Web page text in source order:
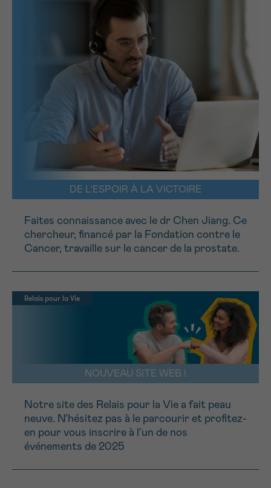
DE L'ESPOIR À LA VICTOIRE
Faites connaissance avec le dr Chen Jiang. Ce
chercheur, financé par la Fondation contre le
Cancer, travaille sur le cancer de la prostate.
Relais pour la Vie
NOUVEAU SITE WEB !
Notre site des Relais pour la Vie a fait peau
neuve. N’hésitez pas à le parcourir et profitez-
en pour vous inscrire à l'un de nos
événements de 2025
Par téléphone
0800 15 801 lu-ve 9h à 18h
Via le formulaire de contact
Je souhaite être rappelé.e
En savoir plus sur Cancerinfo
VOTRE QUESTION